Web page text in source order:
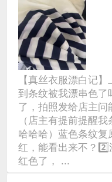
【真丝衣服漂白记
到条纹被我漂串色了
了，拍照发给店主问
（店主有提前提醒
哈哈哈）蓝色条纹复
红，能看出来不？
红色了， ...